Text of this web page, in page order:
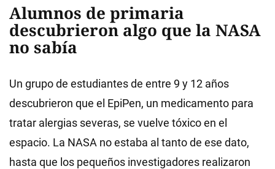
Alumnos de primaria
descubrieron algo que la NASA
no sabía
Un grupo de estudiantes de entre 9 y 12 años
descubrieron que el EpiPen, un medicamento para
tratar alergias severas, se vuelve tóxico en el
espacio. La NASA no estaba al tanto de ese dato,
hasta que los pequeños investigadores realizaron